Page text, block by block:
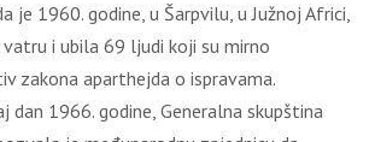
je 1960. godine, u Šarpvilu, u Južnoj Africi,
i ubila 69 ljudi koji su mirno
zakona aparthejda o ispravama.
dan 1966. godine, Generalna skupština